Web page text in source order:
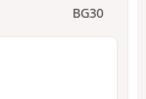
BG30